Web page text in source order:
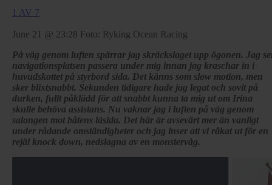
1 AV 7
June 21 @ 23:28 Foto: Ryking Ocean Racing
På väg genom luften spärrar jag skräckslaget upp ögonen. Jag
navigationsplatsen passera under mig innan jag kraschar in i
huvudskottet på styrbord sida. Det känns som slow motion, men
sker blixtsnabbt. Sekunden tidigare hade jag legat och sovit på
durken, fullt påklädd för att snabbt kunna ta mig ut om Irina
skulle behöva assistans. Nu vaknar jag i luften på väg genom
salongen mot båtens läsida. Det här är avsevärt mer än vanligt
under rådande omständigheter och jag inser att vi råkat ut för en
rejäl knock down, nedslagna av en monstervåg.